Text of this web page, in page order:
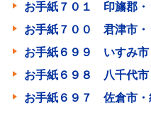
お手紙７０１ 印旛郡・
お手紙７００ 君津市・
お手紙６９９ いすみ市
お手紙６９８ 八千代市
お手紙６９７ 佐倉市・